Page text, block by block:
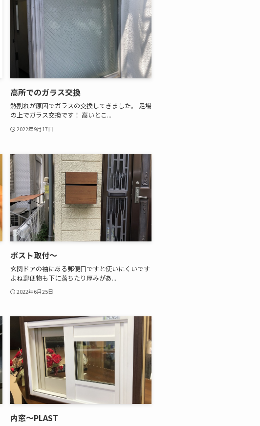
高所でのガラス交換
熱割れが原因でガラスの交換してきました。 足場
の上でガラス交換です！ 高いとこ...
2022年9月17日
ポスト取付～
玄関ドアの袖にある郵便口ですと使いにくいです
よね郵便物も下に落ちたり厚みがあ...
2022年6月25日
内窓～PLAST